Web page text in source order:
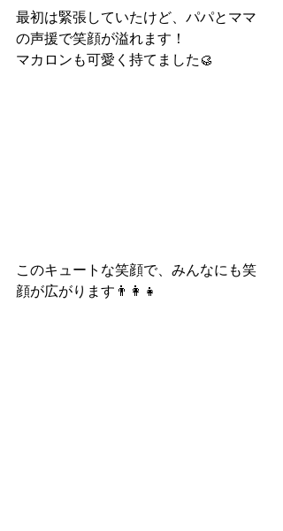
最初は緊張していたけど、パパとママ
の声援で笑顔が溢れます！
マカロンも可愛く持てました🥮
このキュートな笑顔で、みんなにも笑
顔が広がります👨‍👩‍👧